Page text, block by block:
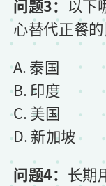
问题3： 以下
心替代正餐
A. 泰国
B. 印度
C. 美国
D. 新加坡
问题4： 长期